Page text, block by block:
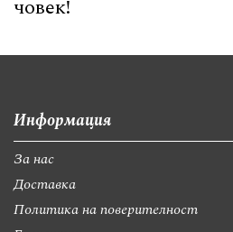
човек!
Информация
За нас
Доставка
Политика на поверителност